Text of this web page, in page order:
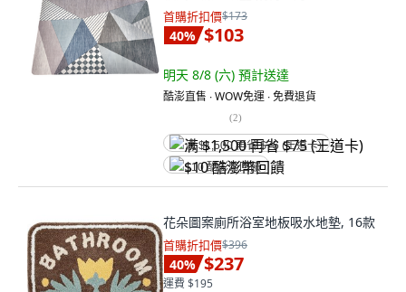
首購折扣價$173
40% $103
明天 8/8 (六) 預計送達
酷澎直售 ∙ WOW免運 ∙ 免費退貨
(2)
满 $1,500 再省 $75 (王道卡)
$10 酷澎幣回饋
花朵圖案廁所浴室地板吸水地墊, 16款
首購折扣價$396
40% $237
運費 $195